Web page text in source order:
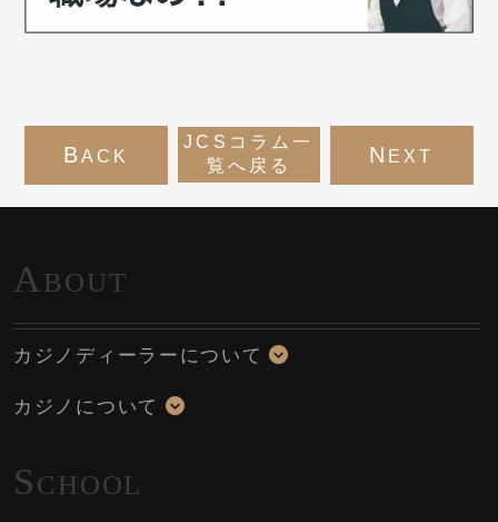
BACK
JCSコラム一
覧へ戻る
N EXT
A BOUT
カジノディーラーについて
カジノについて
SCHOOL